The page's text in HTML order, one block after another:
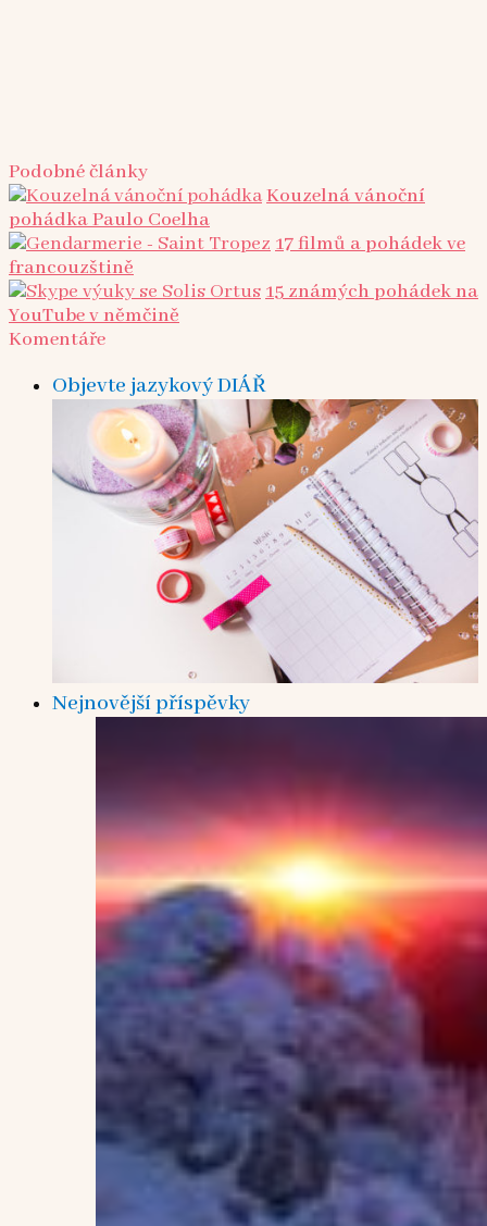
Podobné články
Kouzelná vánoční
pohádka Paulo Coelha
17 filmů a pohádek ve
francouzštině
15 známých pohádek na
YouTube v němčině
Komentáře
Objevte jazykový DIÁŘ
Nejnovější příspěvky